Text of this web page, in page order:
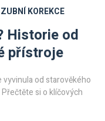
ZUBNÍ KOREKCE
Historie od
přístroje
vyvinula od starověkého
si o klíčových